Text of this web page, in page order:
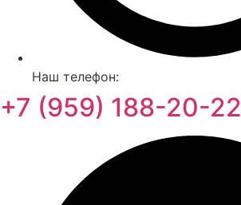
Наш телефон:
+7 (959) 188-20-22